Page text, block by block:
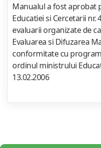
Manualul a fost aprobat
Educatiei si Cercetarii nr.
evaluarii organizate de
Evaluarea si Difuzarea
conformitate cu
ordinul ministrului
13.02.2006